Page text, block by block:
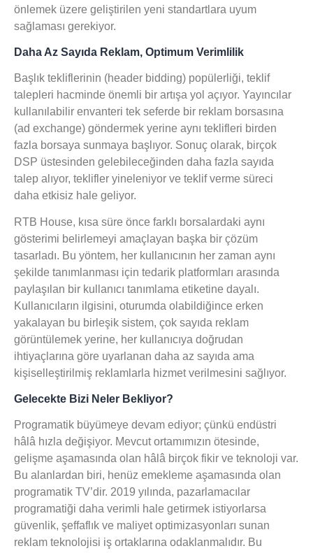
önlemek üzere geliştirilen yeni standartlara uyum
sağlaması gerekiyor.
Daha Az Sayıda Reklam, Optimum Verimlilik
Başlık tekliflerinin (header bidding) popülerliği, teklif
talepleri hacminde önemli bir artışa yol açıyor. Yayıncılar
kullanılabilir envanteri tek seferde bir reklam borsasına
(ad exchange) göndermek yerine aynı teklifleri birden
fazla borsaya sunmaya başlıyor. Sonuç olarak, birçok
DSP üstesinden gelebileceğinden daha fazla sayıda
talep alıyor, teklifler yineleniyor ve teklif verme süreci
daha etkisiz hale geliyor.
RTB House, kısa süre önce farklı borsalardaki aynı
gösterimi belirlemeyi amaçlayan başka bir çözüm
tasarladı. Bu yöntem, her kullanıcının her zaman aynı
şekilde tanımlanması için tedarik platformları arasında
paylaşılan bir kullanıcı tanımlama etiketine dayalı.
Kullanıcıların ilgisini, oturumda olabildiğince erken
yakalayan bu birleşik sistem, çok sayıda reklam
görüntülemek yerine, her kullanıcıya doğrudan
ihtiyaçlarına göre uyarlanan daha az sayıda ama
kişiselleştirilmiş reklamlarla hizmet verilmesini sağlıyor.
Gelecekte Bizi Neler Bekliyor?
Programatik büyümeye devam ediyor; çünkü endüstri
hâlâ hızla değişiyor. Mevcut ortamımızın ötesinde,
gelişme aşamasında olan hâlâ birçok fikir ve teknoloji var.
Bu alanlardan biri, henüz emekleme aşamasında olan
programatik TV’dir. 2019 yılında, pazarlamacılar
programatiği daha verimli hale getirmek istiyorlarsa
güvenlik, şeffaflık ve maliyet optimizasyonları sunan
reklam teknolojisi iş ortaklarına odaklanmalıdır. Bu